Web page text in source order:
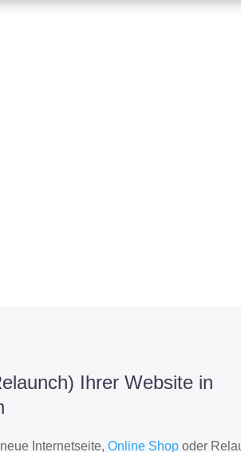
Ihrer Website in
Internetseite, Online Shopoder